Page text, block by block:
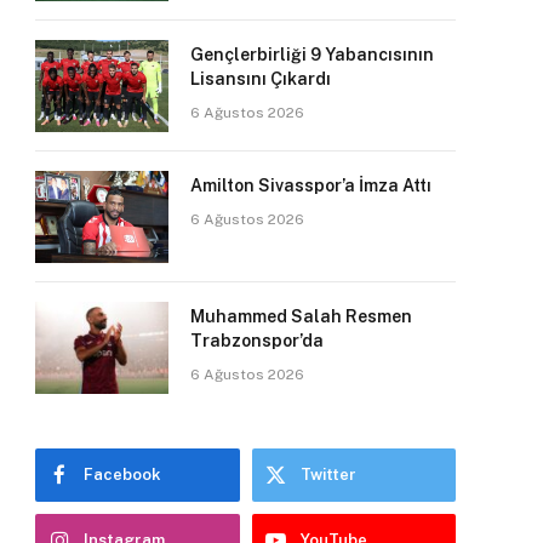
Gençlerbirliği 9 Yabancısının
Lisansını Çıkardı
6 Ağustos 2026
Amilton Sivasspor’a İmza Attı
6 Ağustos 2026
Muhammed Salah Resmen
Trabzonspor’da
6 Ağustos 2026
Facebook Twitter